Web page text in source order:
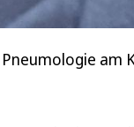
am